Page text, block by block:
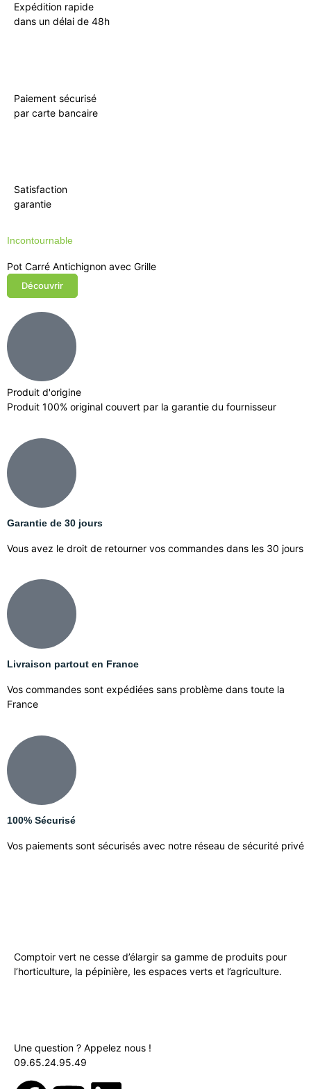
Expédition rapide
dans un délai de 48h
Paiement sécurisé
par carte bancaire
Satisfaction
garantie
Incontournable
Pot Carré Antichignon avec Grille
Découvrir
Produit d'origine
Produit 100% original couvert par la garantie du fournisseur
Garantie de 30 jours
Vous avez le droit de retourner vos commandes dans les 30 jours
Livraison partout en France
Vos commandes sont expédiées sans problème dans toute la
France
100% Sécurisé
Vos paiements sont sécurisés avec notre réseau de sécurité privé
Comptoir vert ne cesse d’élargir sa gamme de produits pour
l’horticulture, la pépinière, les espaces verts et l’agriculture.
Une question ? Appelez nous !
09.65.24.95.49